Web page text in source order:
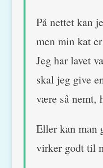
På nettet kan
men min kat
Jeg har lavet
skal jeg give
være så nemt,
Eller kan man
virker godt til